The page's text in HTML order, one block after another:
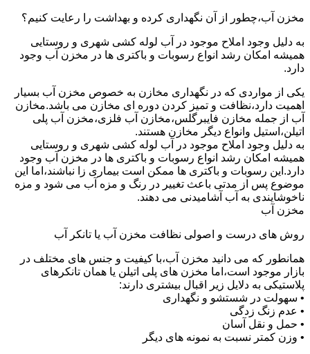
مخزن آب،چطور از آن نگهداری کرده و بهداشت را رعایت کنیم؟
به دلیل وجود املاح موجود در آب لوله کشی شهری و روستایی
همیشه امکان رشد انواع رسوبات و باکتری ها در مخزن آب وجود
دارد.
یکی از مواردی که در نگهداری مخازن به خصوص مخزن آب بسیار
اهمیت دارد،نظافت و تمیز کردن دوره ای مخازن می باشد.مخازن
آب از جمله مخازن فایبرگلس،مخازن آب فلزی،مخزن آب پلی
اتیلن،استیل وانواع دیگر مخازن هستند.
به دلیل وجود املاح موجود در آب لوله کشی شهری و روستایی
همیشه امکان رشد انواع رسوبات و باکتری ها در مخزن آب وجود
دارد.این رسوبات و باکتری ها ممکن است بیماری زا نباشند،اما این
موضوع پس از مدتی باعث تغییر در رنگ و مزه آب می شود و مزه
ناخوشایندی به آب آشامیدنی می دهند.
مخزن آب
روش های درست و اصولی نظافت مخزن آب یا تانکر آب
همانطور که می دانید مخزن آب،با کیفیت و جنس های مختلف در
بازار موجود است،اما مخزن های پلی اتیلن یا همان تانکرهای
پلاستیکی به دلایل زیر اقبال بیشتری دارند:
• سهولت در شستشو و نگهداری
• عدم زنگ زدگی
• حمل و نقل آسان
• وزن کمتر نسبت به نمونه های دیگر